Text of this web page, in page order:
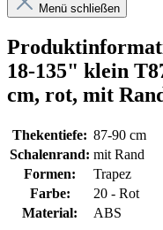
Menü schließen
18-135" klein
cm, rot, mit
Thekentiefe: 87-90 cm
Schalenrand: mit Rand
Formen:
Trapez
Farbe:
20 - Rot
Material:
ABS